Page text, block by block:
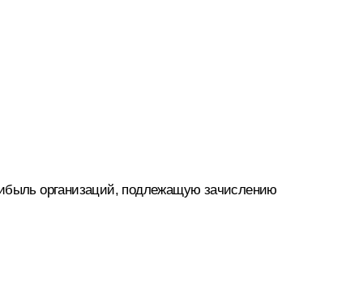
организаций, подлежащую зачислению